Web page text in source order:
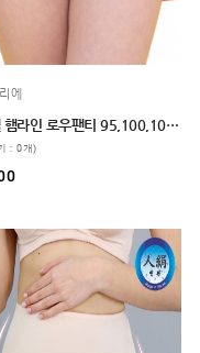
에
에어셀 햄라인 로우팬티 95,100,105 2color
: 0개)